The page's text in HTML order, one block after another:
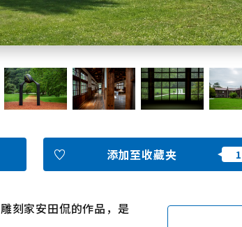
Faceb
ook
Instag
ram
图库影集
视频
关于我们
链接
刻家安田侃的作品，是
添加至收藏夹